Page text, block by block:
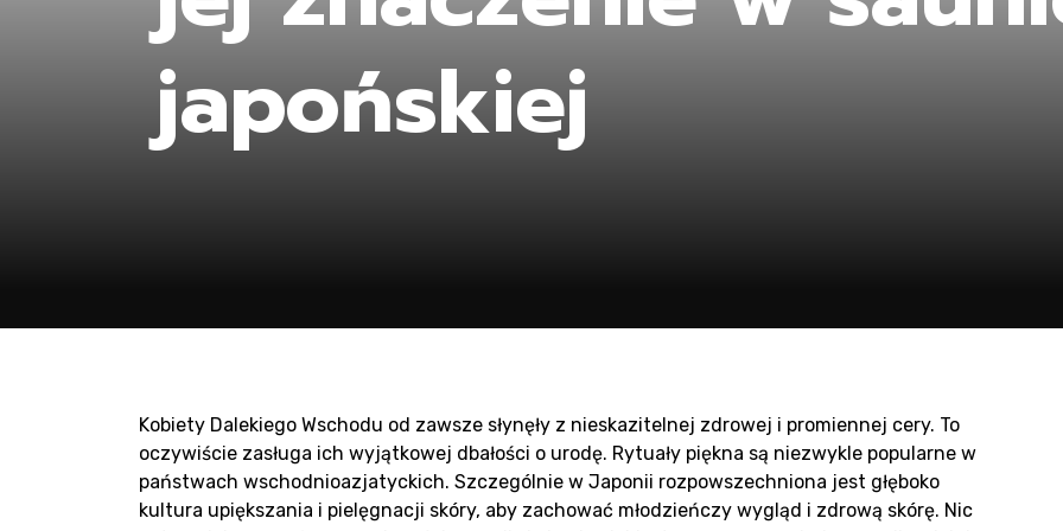
saun
japońskiej
Kobiety Dalekiego Wschodu od zawsze słynęły z nieskazitelnej zdrowej i promiennej cery. To
oczywiście zasługa ich wyjątkowej dbałości o urodę. Rytuały piękna są niezwykle popularne w
państwach wschodnioazjatyckich. Szczególnie w Japonii rozpowszechniona jest głęboko
kultura upiększania i pielęgnacji skóry, aby zachować młodzieńczy wygląd i zdrową skórę. Nic